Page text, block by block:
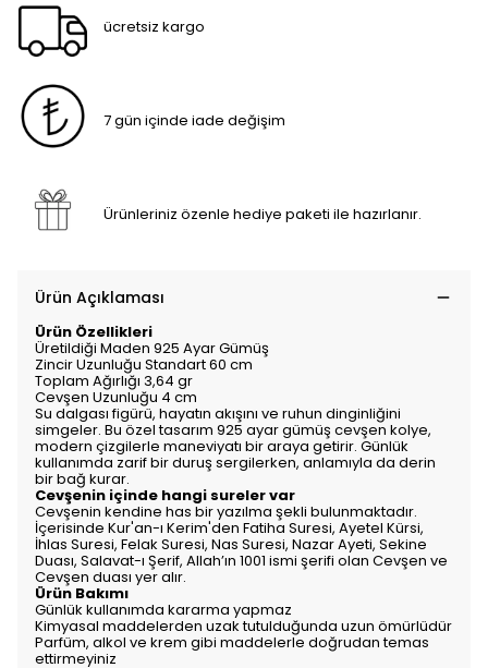
ücretsiz kargo
7 gün içinde iade değişim
Ürünleriniz özenle hediye paketi ile hazırlanır.
Ürün Açıklaması
Ürün Özellikleri
Üretildiği Maden 925 Ayar Gümüş
Zincir Uzunluğu Standart 60 cm
Toplam Ağırlığı 3,64 gr
Cevşen Uzunluğu 4 cm
Su dalgası figürü, hayatın akışını ve ruhun dinginliğini
simgeler. Bu özel tasarım 925 ayar gümüş cevşen kolye,
modern çizgilerle maneviyatı bir araya getirir. Günlük
kullanımda zarif bir duruş sergilerken, anlamıyla da derin
bir bağ kurar.
Cevşenin içinde hangi sureler var
Cevşenin kendine has bir yazılma şekli bulunmaktadır.
İçerisinde Kur'an-ı Kerim'den Fatiha Suresi, Ayetel Kürsi,
İhlas Suresi, Felak Suresi, Nas Suresi, Nazar Ayeti, Sekine
Duası, Salavat-ı Şerif, Allah’ın 1001 ismi şerifi olan Cevşen ve
Cevşen duası yer alır.
Ürün Bakımı
Günlük kullanımda kararma yapmaz
Kimyasal maddelerden uzak tutulduğunda uzun ömürlüdür
Parfüm, alkol ve krem gibi maddelerle doğrudan temas
ettirmeyiniz